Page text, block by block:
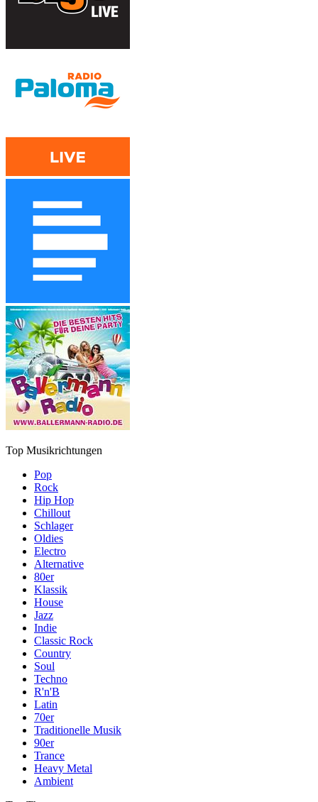
Top Musikrichtungen
Pop
Rock
Hip Hop
Chillout
Schlager
Oldies
Electro
Alternative
80er
Klassik
House
Jazz
Indie
Classic Rock
Country
Soul
Techno
R'n'B
Latin
70er
Traditionelle Musik
90er
Trance
Heavy Metal
Ambient